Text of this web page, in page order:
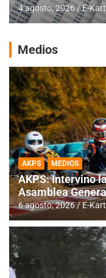
4 agosto, 2026 E-Kart
Medios
AKPS MEDIOS
AKPS: Intervino
Asamblea
6 agosto, 2026 E-Kart